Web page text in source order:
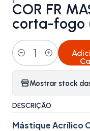
COR FR
corta-fogo
Quantidade
Mostrar stock
DESCRIÇÃO
Mástique Acrílico